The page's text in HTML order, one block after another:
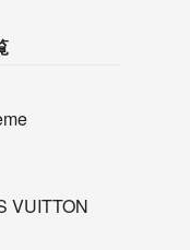
VUITTON